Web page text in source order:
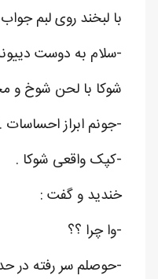
با لبخند روی لبم
-سلام به دوست
شوکا با لحن شوخ
-جونم ابراز
-کپک واقعی شوکا .
خندید و گفت :
-وا چرا ؟؟
-حوصلم سر رفته در